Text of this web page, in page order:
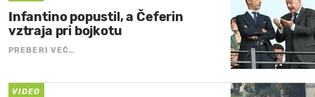
Infantino popustil, a Čeferin
vztraja pri bojkotu
PREBERI VEČ…
VIDEO